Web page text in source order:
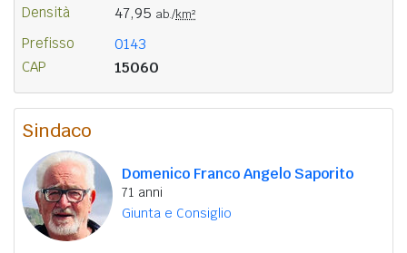
Densità 47,95 ab./km²
Prefisso 0143
CAP 15060
Sindaco
Domenico Franco Angelo Saporito
71 anni
Giunta e Consiglio